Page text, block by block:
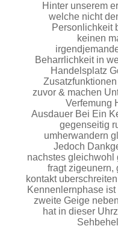
Hinter unserem
welche nicht
Personlichkeit
keinen
Beharrlichkeit in
Handelsplatz
zuvor & machen
Verfemung
Ausdauer Bei Ein
gegenseitig
umherwandern
Jedoch
nachstes gleichwohl
fragt zigeunern,
kontakt
Kennenlernphase
zweite Geige
hat in dieser